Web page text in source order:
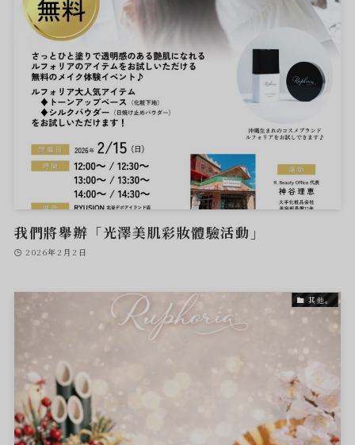
我們將舉辦「光澤美肌彩妝體驗活動」
2026年2月2日
其他。